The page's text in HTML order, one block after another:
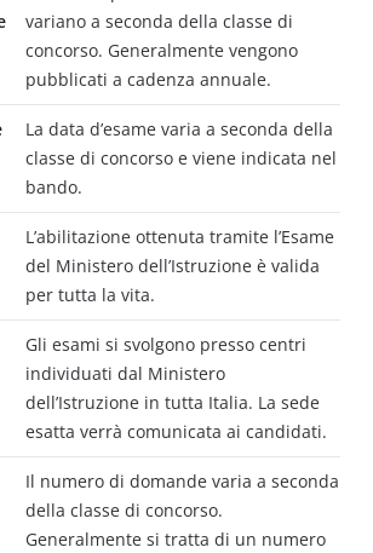
variano a seconda della classe di
concorso. Generalmente vengono
pubblicati a cadenza annuale.
La data d’esame varia a seconda della
classe di concorso e viene indicata nel
bando.
L’abilitazione ottenuta tramite l’Esame
del Ministero dell’Istruzione è valida
per tutta la vita.
Gli esami si svolgono presso centri
individuati dal Ministero
dell’Istruzione in tutta Italia. La sede
esatta verrà comunicata ai candidati.
Il numero di domande varia a seconda
della classe di concorso.
Generalmente si tratta di un numero